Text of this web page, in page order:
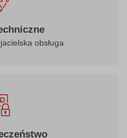
obsługa